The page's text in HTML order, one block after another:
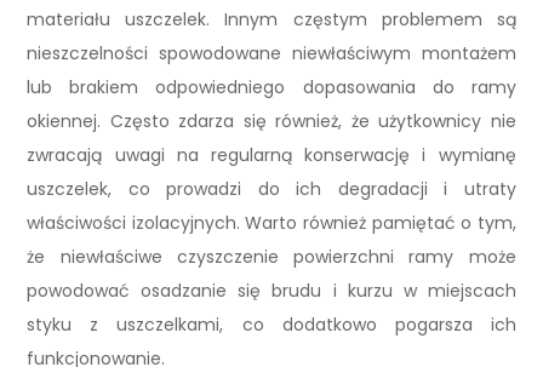
materiału uszczelek. Innym częstym problemem są
nieszczelności spowodowane niewłaściwym montażem
lub brakiem odpowiedniego dopasowania do ramy
okiennej. Często zdarza się również, że użytkownicy nie
zwracają uwagi na regularną konserwację i wymianę
uszczelek, co prowadzi do ich degradacji i utraty
właściwości izolacyjnych. Warto również pamiętać o tym,
że niewłaściwe czyszczenie powierzchni ramy może
powodować osadzanie się brudu i kurzu w miejscach
styku z uszczelkami, co dodatkowo pogarsza ich
funkcjonowanie.